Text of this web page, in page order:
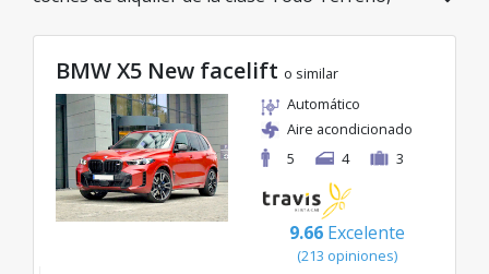
modelo ideal de la categoría seleccionada, con
tarifas excelentes desde solo 26€/día.
BMW X5 New facelift o similar
Automático
Aire acondicionado
5
4 3
9.66 Excelente
(213 opiniones)